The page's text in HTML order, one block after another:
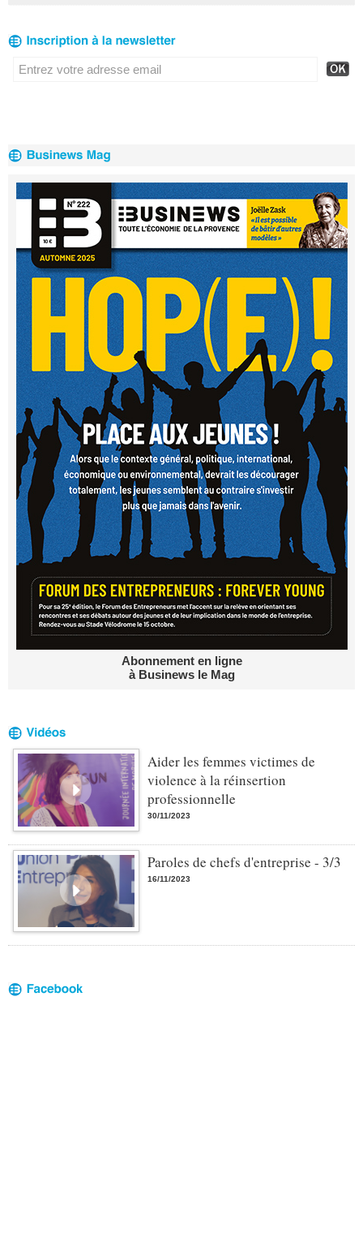
Abonnement en ligne
à Businews le Mag
Aider les femmes victimes de
violence à la réinsertion
professionnelle
30/11/2023
Paroles de chefs d'entreprise - 3/3
16/11/2023